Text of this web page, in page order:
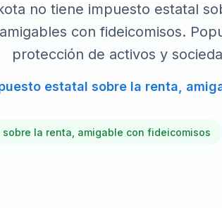
no tiene impuesto estatal
con fideicomisos.
protección de activos y
estatal sobre la renta,
la renta, amigable con fideicomisos